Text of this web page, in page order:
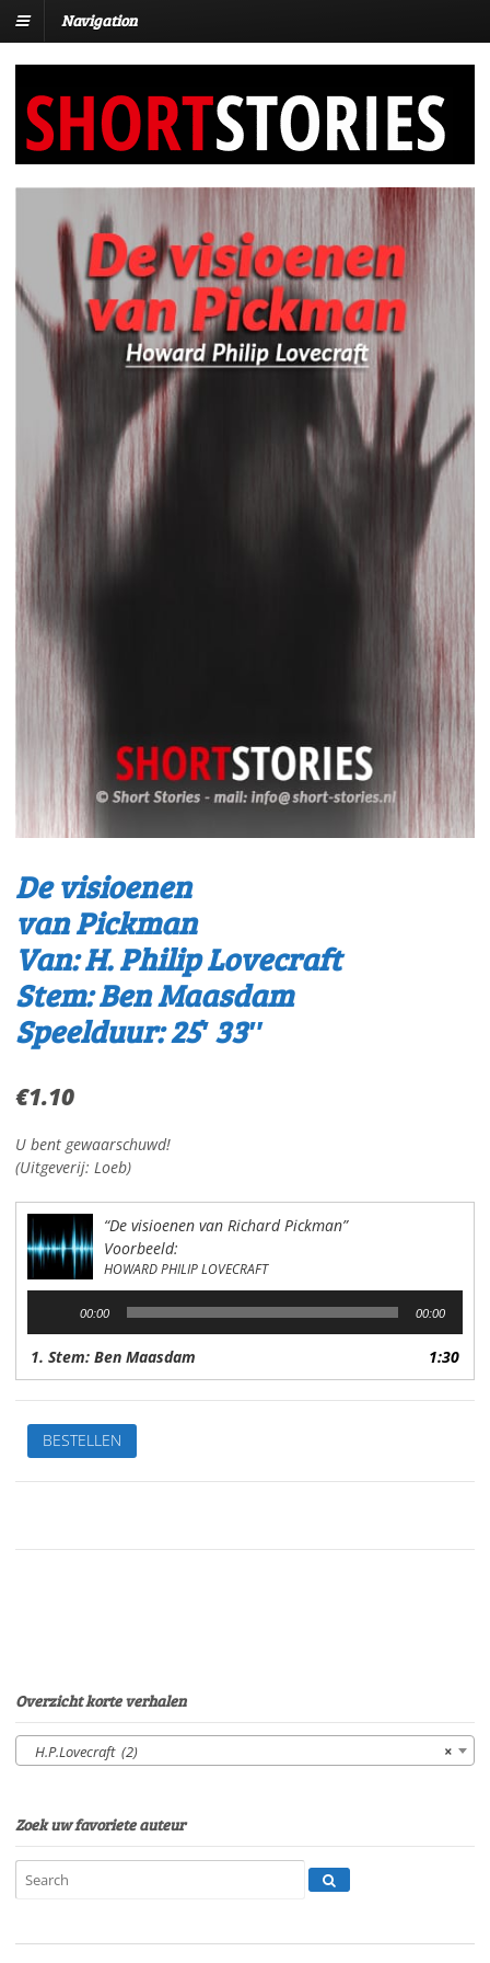
Navigation
De visioenen
van Pickman
Van: H. Philip Lovecraft
Stem: Ben Maasdam
Speelduur: 25′ 33″
€1.10
U bent gewaarschuwd!
(Uitgeverij: Loeb)
“De visioenen van Richard Pickman”
Voorbeeld:
HOWARD PHILIP LOVECRAFT
00:00 00:00
1. Stem: Ben Maasdam 1:30
De
visioenenvan
PickmanVan:
LovecraftStem:
BESTELLEN
Overzicht korte verhalen
×
H.P.Lovecraft (2)
Zoek uw favoriete auteur